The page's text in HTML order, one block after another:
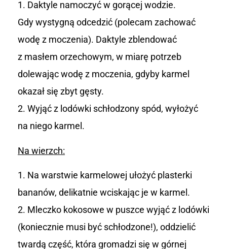
Daktyle namoczyć w gorącej wodzie.
Gdy wystygną odcedzić (polecam zachować
wodę z moczenia). Daktyle zblendować
z masłem orzechowym, w miarę potrzeb
dolewając wodę z moczenia, gdyby karmel
okazał się zbyt gęsty.
Wyjąć z lodówki schłodzony spód, wyłożyć
na niego karmel.
Na wierzch:
Na warstwie karmelowej ułożyć plasterki
bananów, delikatnie wciskając je w karmel.
Mleczko kokosowe w puszce wyjąć z lodówki
(koniecznie musi być schłodzone!), oddzielić
twardą część, która gromadzi się w górnej